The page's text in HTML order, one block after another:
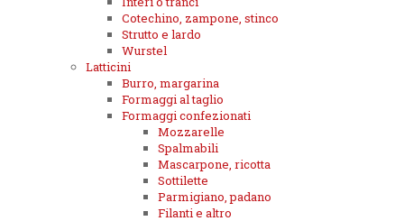
Cotechino, zampone, stinco
Strutto e lardo
Wurstel
Latticini
Burro, margarina
Formaggi al taglio
Formaggi confezionati
Mozzarelle
Spalmabili
Mascarpone, ricotta
Sottilette
Parmigiano, padano
Filanti e altro